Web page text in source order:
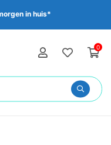
in huis*
0